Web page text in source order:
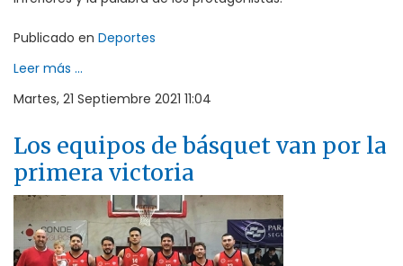
Publicado en Deportes
Leer más ...
Martes, 21 Septiembre 2021 11:04
Los equipos de básquet van por la
primera victoria